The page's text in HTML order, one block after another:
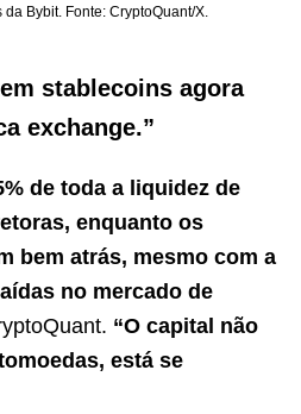
Bybit. Fonte: CryptoQuant/X.
stablecoins agora
exchange.”
de toda a liquidez de
enquanto os
bem atrás, mesmo com a
no mercado de
“O capital não
está se